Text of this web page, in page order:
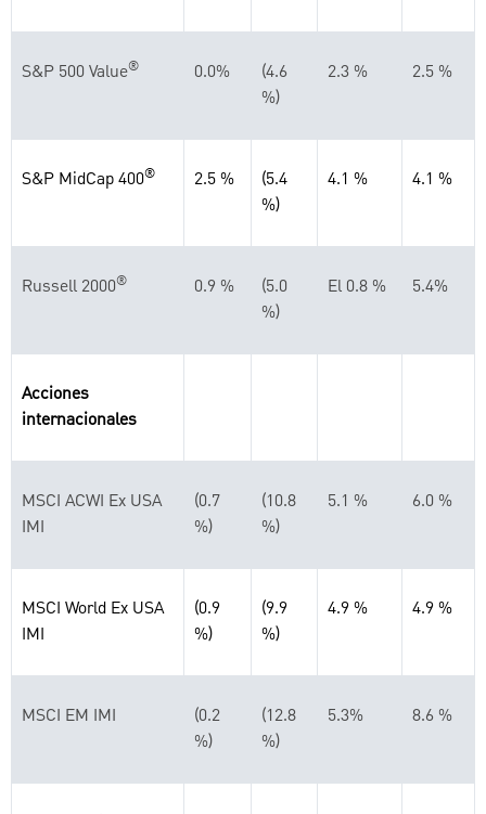
S&P 500 Value® 0.0%
(4.6
%)
2.3 % 2.5 %
S&P MidCap 400® 2.5 %
(5.4
%)
4.1 % 4.1 %
Russell 2000® 0.9 %
(5.0
%)
El 0.8 % 5.4%
Acciones
internacionales
MSCI ACWI Ex USA
IMI
(0.7
%)
(10.8
%)
5.1 % 6.0 %
MSCI World Ex USA
IMI
(0.9
%)
(9.9
%)
4.9 % 4.9 %
MSCI EM IMI
(0.2
%)
(12.8
%)
5.3% 8.6 %